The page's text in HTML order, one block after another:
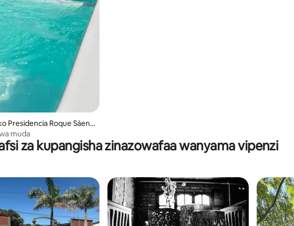
Presidencia Roque Sáenz
muda
za kupangisha zinazowafaa wanyama vipenzi